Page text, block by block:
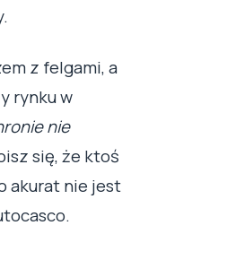
z felgami, a
rynku w
nie
się, że ktoś
akurat nie jest